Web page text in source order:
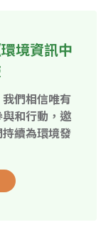
境資訊中
們相信唯有
和行動，邀
續為環境發